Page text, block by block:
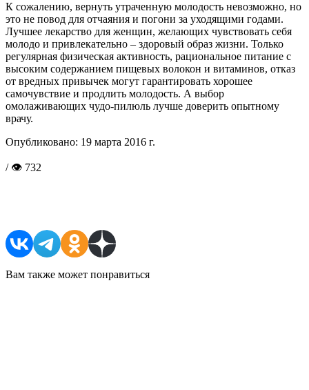
К сожалению, вернуть утраченную молодость невозможно, но
это не повод для отчаяния и погони за уходящими годами.
Лучшее лекарство для женщин, желающих чувствовать себя
молодо и привлекательно – здоровый образ жизни. Только
регулярная физическая активность, рациональное питание с
высоким содержанием пищевых волокон и витаминов, отказ
от вредных привычек могут гарантировать хорошее
самочувствие и продлить молодость. А выбор
омолаживающих чудо-пилюль лучше доверить опытному
врачу.
Опубликовано: 19 марта 2016 г.
/ 👁 732
Вам также может понравиться